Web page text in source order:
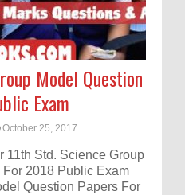
Model Question
Exam
October 25, 2017
11th Std. Science Group
2018 Public Exam
Question Papers For